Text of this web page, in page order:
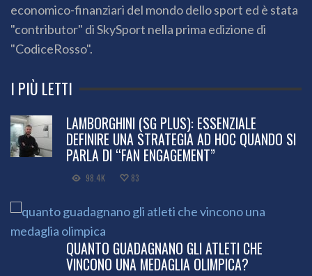
economico-finanziari del mondo dello sport ed è stata
"contributor" di SkySport nella prima edizione di
"CodiceRosso".
I PIÙ LETTI
LAMBORGHINI (SG PLUS): ESSENZIALE
DEFINIRE UNA STRATEGIA AD HOC QUANDO SI
PARLA DI “FAN ENGAGEMENT”
98.4K 83
QUANTO GUADAGNANO GLI ATLETI CHE
VINCONO UNA MEDAGLIA OLIMPICA?